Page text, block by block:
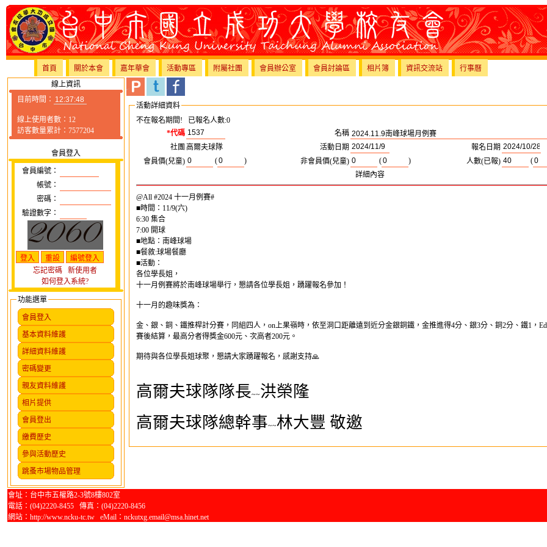
首頁 關於本會 嘉年華會 活動專區 附屬社團 會員辦公室 會員討論區 相片簿 資訊交流站
行事曆
線上資訊
目前時間：
線上使用者數：12
訪客數量累計：7577204
會員登入
會員編號：
帳號：
密碼：
驗證數字：
忘記密碼
新使用者
如何登入系統?
功能選單
會員登入
基本資料維護
詳細資料維護
密碼變更
親友資料維護
相片提供
會員登出
繳費歷史
參與活動歷史
跳蚤市場物品管理
活動詳細資料
不在報名期間! 已報名人數:0
*代碼
名稱
社團 高爾夫球隊 活動日期
報名日期
會員價(兒童)
( ) 非會員價(兒童) ( ) 人數(已報)
(
詳細內容
@All #2024 十一月例賽#
■時間：11/9(六)
6:30 集合
7:00 開球
■地點：南峰球場
■餐敘:球場餐廳
■活動：
各位學長姐，
十一月例賽將於南峰球場舉行，懇請各位學長姐，踴躍報名參加！
十一月的趣味獎為：
金、銀、銅、鐵推桿計分賽，同組四人，on上果嶺時，依至洞口距離遠到近分金銀銅鐵，金推進得4分、銀3分、銅2分、鐵1，
賽後結算，最高分者得獎金600元、次高者200元。
期待與各位學長姐球聚，懇請大家踴躍報名，感謝支持🙏
高爾夫球隊隊長~~洪榮隆
高爾夫球隊總幹事~~林大豐 敬邀
會址：台中市五權路2-3號8樓802室
電話：(04)2220-8455 傳真：(04)2220-8456
網站：http://www.ncku-tc.tw eMail：nckutxg.email@msa.hinet.net